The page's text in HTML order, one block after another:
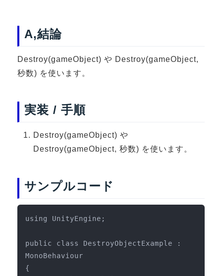
受講生紹介
イベント
企業向け
《3DGS》
3DGSスキャンサービス
3D Gaussian Splatting アプリ開発研修
《受託開発》
《最新プロダクト》
超体験★販促システム『XR Showcase Hub』2025年4月発売
A,結論
Destroy(gameObject) や Destroy(gameObject,
秒数) を使います。
実装 / 手順
Destroy(gameObject) や
Destroy(gameObject, 秒数) を使います。
サンプルコード
using UnityEngine;
public class DestroyObjectExample :
MonoBehaviour
{